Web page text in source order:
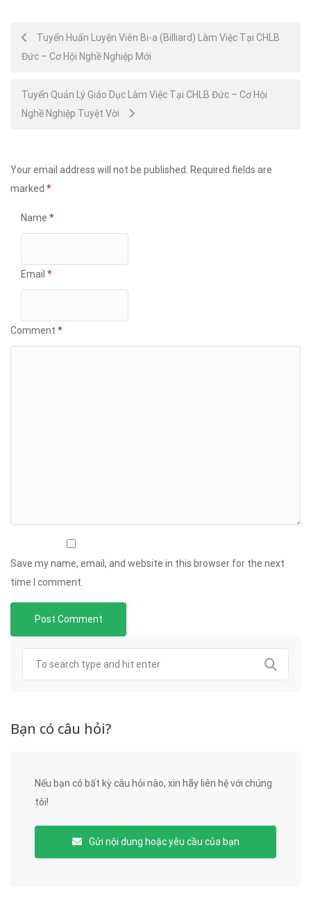
Post
navigation
Tuyển Huấn Luyện Viên Bi-a (Billiard) Làm Việc Tại CHLB
Đức – Cơ Hội Nghề Nghiệp Mới
Tuyển Quản Lý Giáo Dục Làm Việc Tại CHLB Đức – Cơ Hội
Nghề Nghiệp Tuyệt Vời
Your email address will not be published.
Required fields are
marked *
Name *
Email *
Comment *
Save my name, email, and website in this browser for the next
time I comment.
Bạn có câu hỏi?
Nếu bạn có bất kỳ câu hỏi nào, xin hãy liên hệ với chúng
tôi!
Gửi nội dung hoặc yêu cầu của bạn